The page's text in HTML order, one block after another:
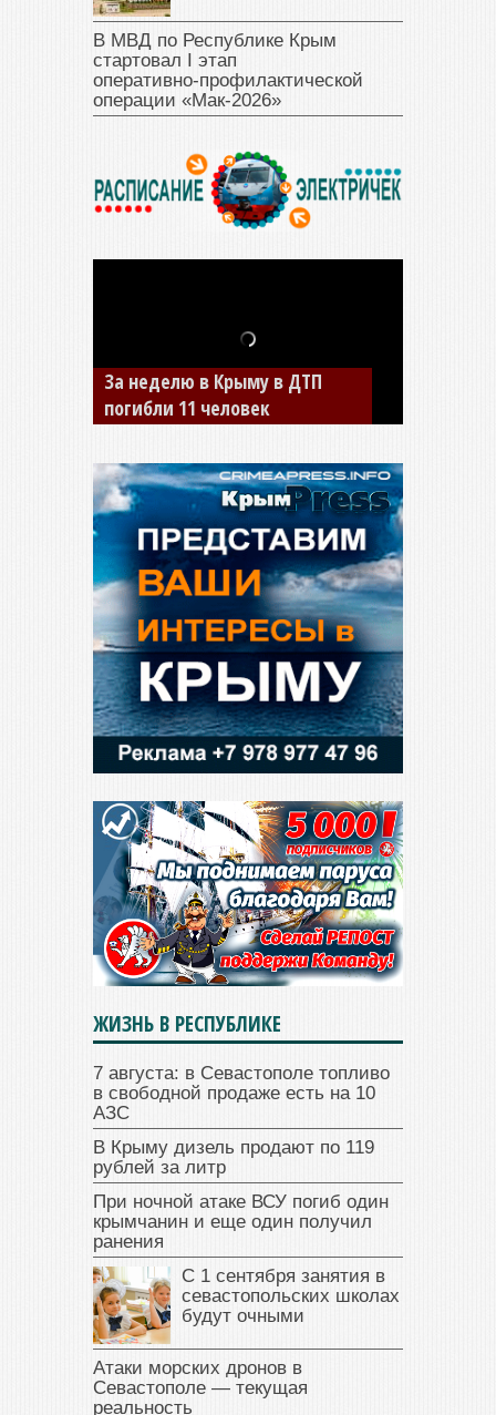
В МВД по Республике Крым
стартовал I этап
оперативно‑профилактической
операции «Мак‑2026»
В Джанкое водитель ВАЗа
сбил двух детей на «зебре»
ЖИЗНЬ В РЕСПУБЛИКЕ
7 августа: в Севастополе топливо
в свободной продаже есть на 10
АЗС
В Крыму дизель продают по 119
рублей за литр
При ночной атаке ВСУ погиб один
крымчанин и еще один получил
ранения
С 1 сентября занятия в
севастопольских школах
будут очными
Атаки морских дронов в
Севастополе — текущая
реальность